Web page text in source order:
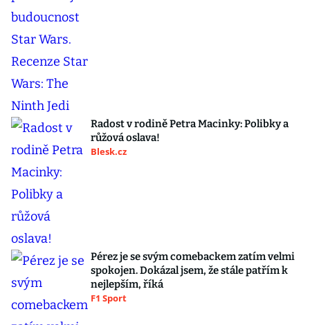
Radost v rodině Petra Macinky: Polibky a
růžová oslava!
Blesk.cz
Pérez je se svým comebackem zatím velmi
spokojen. Dokázal jsem, že stále patřím k
nejlepším, říká
F1 Sport